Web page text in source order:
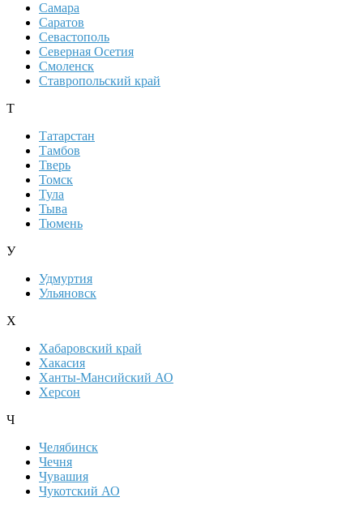
Самара
Саратов
Севастополь
Северная Осетия
Смоленск
Ставропольский край
Т
Татарстан
Тамбов
Тверь
Томск
Тула
Тыва
Тюмень
У
Удмуртия
Ульяновск
Х
Хабаровский край
Хакасия
Ханты-Мансийский АО
Херсон
Ч
Челябинск
Чечня
Чувашия
Чукотский АО